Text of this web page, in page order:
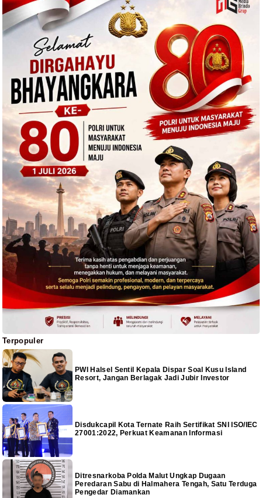
Terpopuler
PWI Halsel Sentil Kepala Dispar Soal Kusu Island
Resort, Jangan Berlagak Jadi Jubir Investor
Disdukcapil Kota Ternate Raih Sertifikat SNI ISO/IEC
27001:2022, Perkuat Keamanan Informasi
Ditresnarkoba Polda Malut Ungkap Dugaan
Peredaran Sabu di Halmahera Tengah, Satu Terduga
Pengedar Diamankan